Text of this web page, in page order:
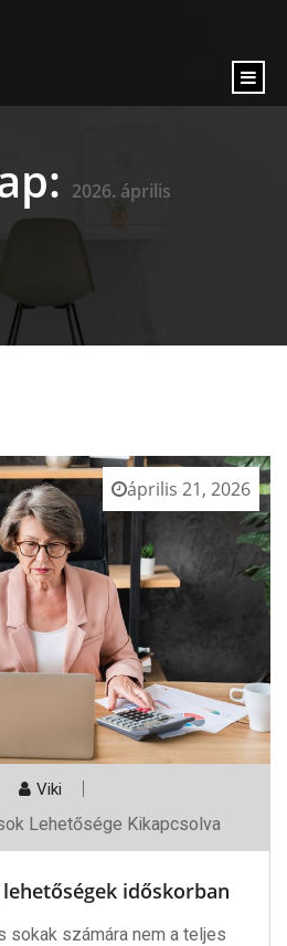
2026. április
április 21, 2026
Viki
Lehetősége Kikapcsolva
időskorban
sokak számára nem a teljes